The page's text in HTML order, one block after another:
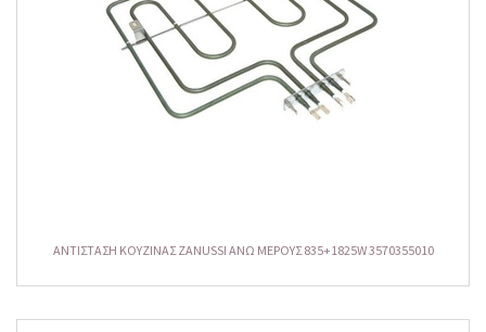
ΑΝΤΙΣΤΑΣΗ ΚΟΥΖΙΝΑΣ ZANUSSI ΑΝΩ ΜΕΡΟΥΣ 835+1825W 3570355010